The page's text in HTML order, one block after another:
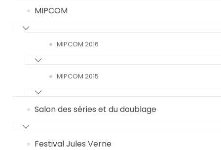
MIPCOM
MIPCOM 2016
MIPCOM 2015
Salon des séries et du doublage
Festival Jules Verne